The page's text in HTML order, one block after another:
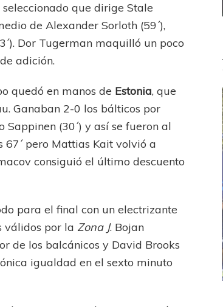
que dirige Stale
de Alexander Sorloth (59´),
Dor Tugerman maquilló un poco
adición.
quedó en manos de Estonia, que
Ganaban 2-0 los bálticos por
Sappinen (30´) y así se fueron al
67´ pero Mattias Kait volvió a
consiguió el último descuento
para el final con un electrizante
válidos por la Zona J. Bojan
de los balcánicos y David Brooks
igualdad en el sexto minuto